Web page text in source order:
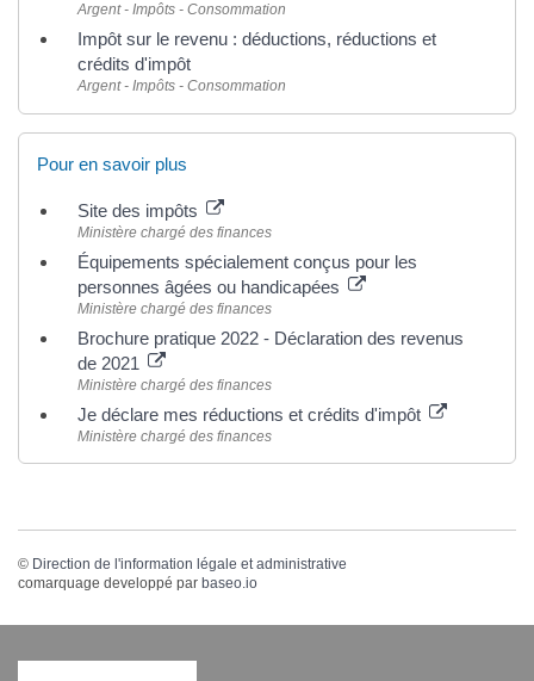
Argent - Impôts - Consommation
Impôt sur le revenu : déductions, réductions et
crédits d'impôt
Argent - Impôts - Consommation
Pour en savoir plus
Site des impôts
Ministère chargé des finances
Équipements spécialement conçus pour les
personnes âgées ou handicapées
Ministère chargé des finances
Brochure pratique 2022 - Déclaration des revenus
de 2021
Ministère chargé des finances
Je déclare mes réductions et crédits d'impôt
Ministère chargé des finances
© Direction de l'information légale et administrative
comarquage developpé par baseo.io